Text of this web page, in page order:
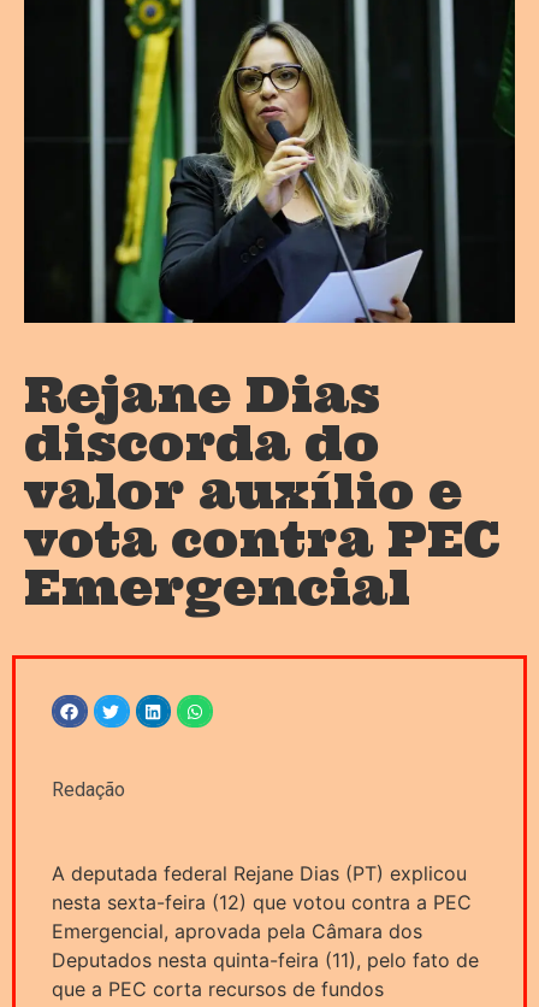
Rejane Dias
discorda do
valor auxílio e
vota contra PEC
Emergencial
Redação
A deputada federal Rejane Dias (PT) explicou
nesta sexta-feira (12) que votou contra a PEC
Emergencial, aprovada pela Câmara dos
Deputados nesta quinta-feira (11), pelo fato de
que a PEC corta recursos de fundos